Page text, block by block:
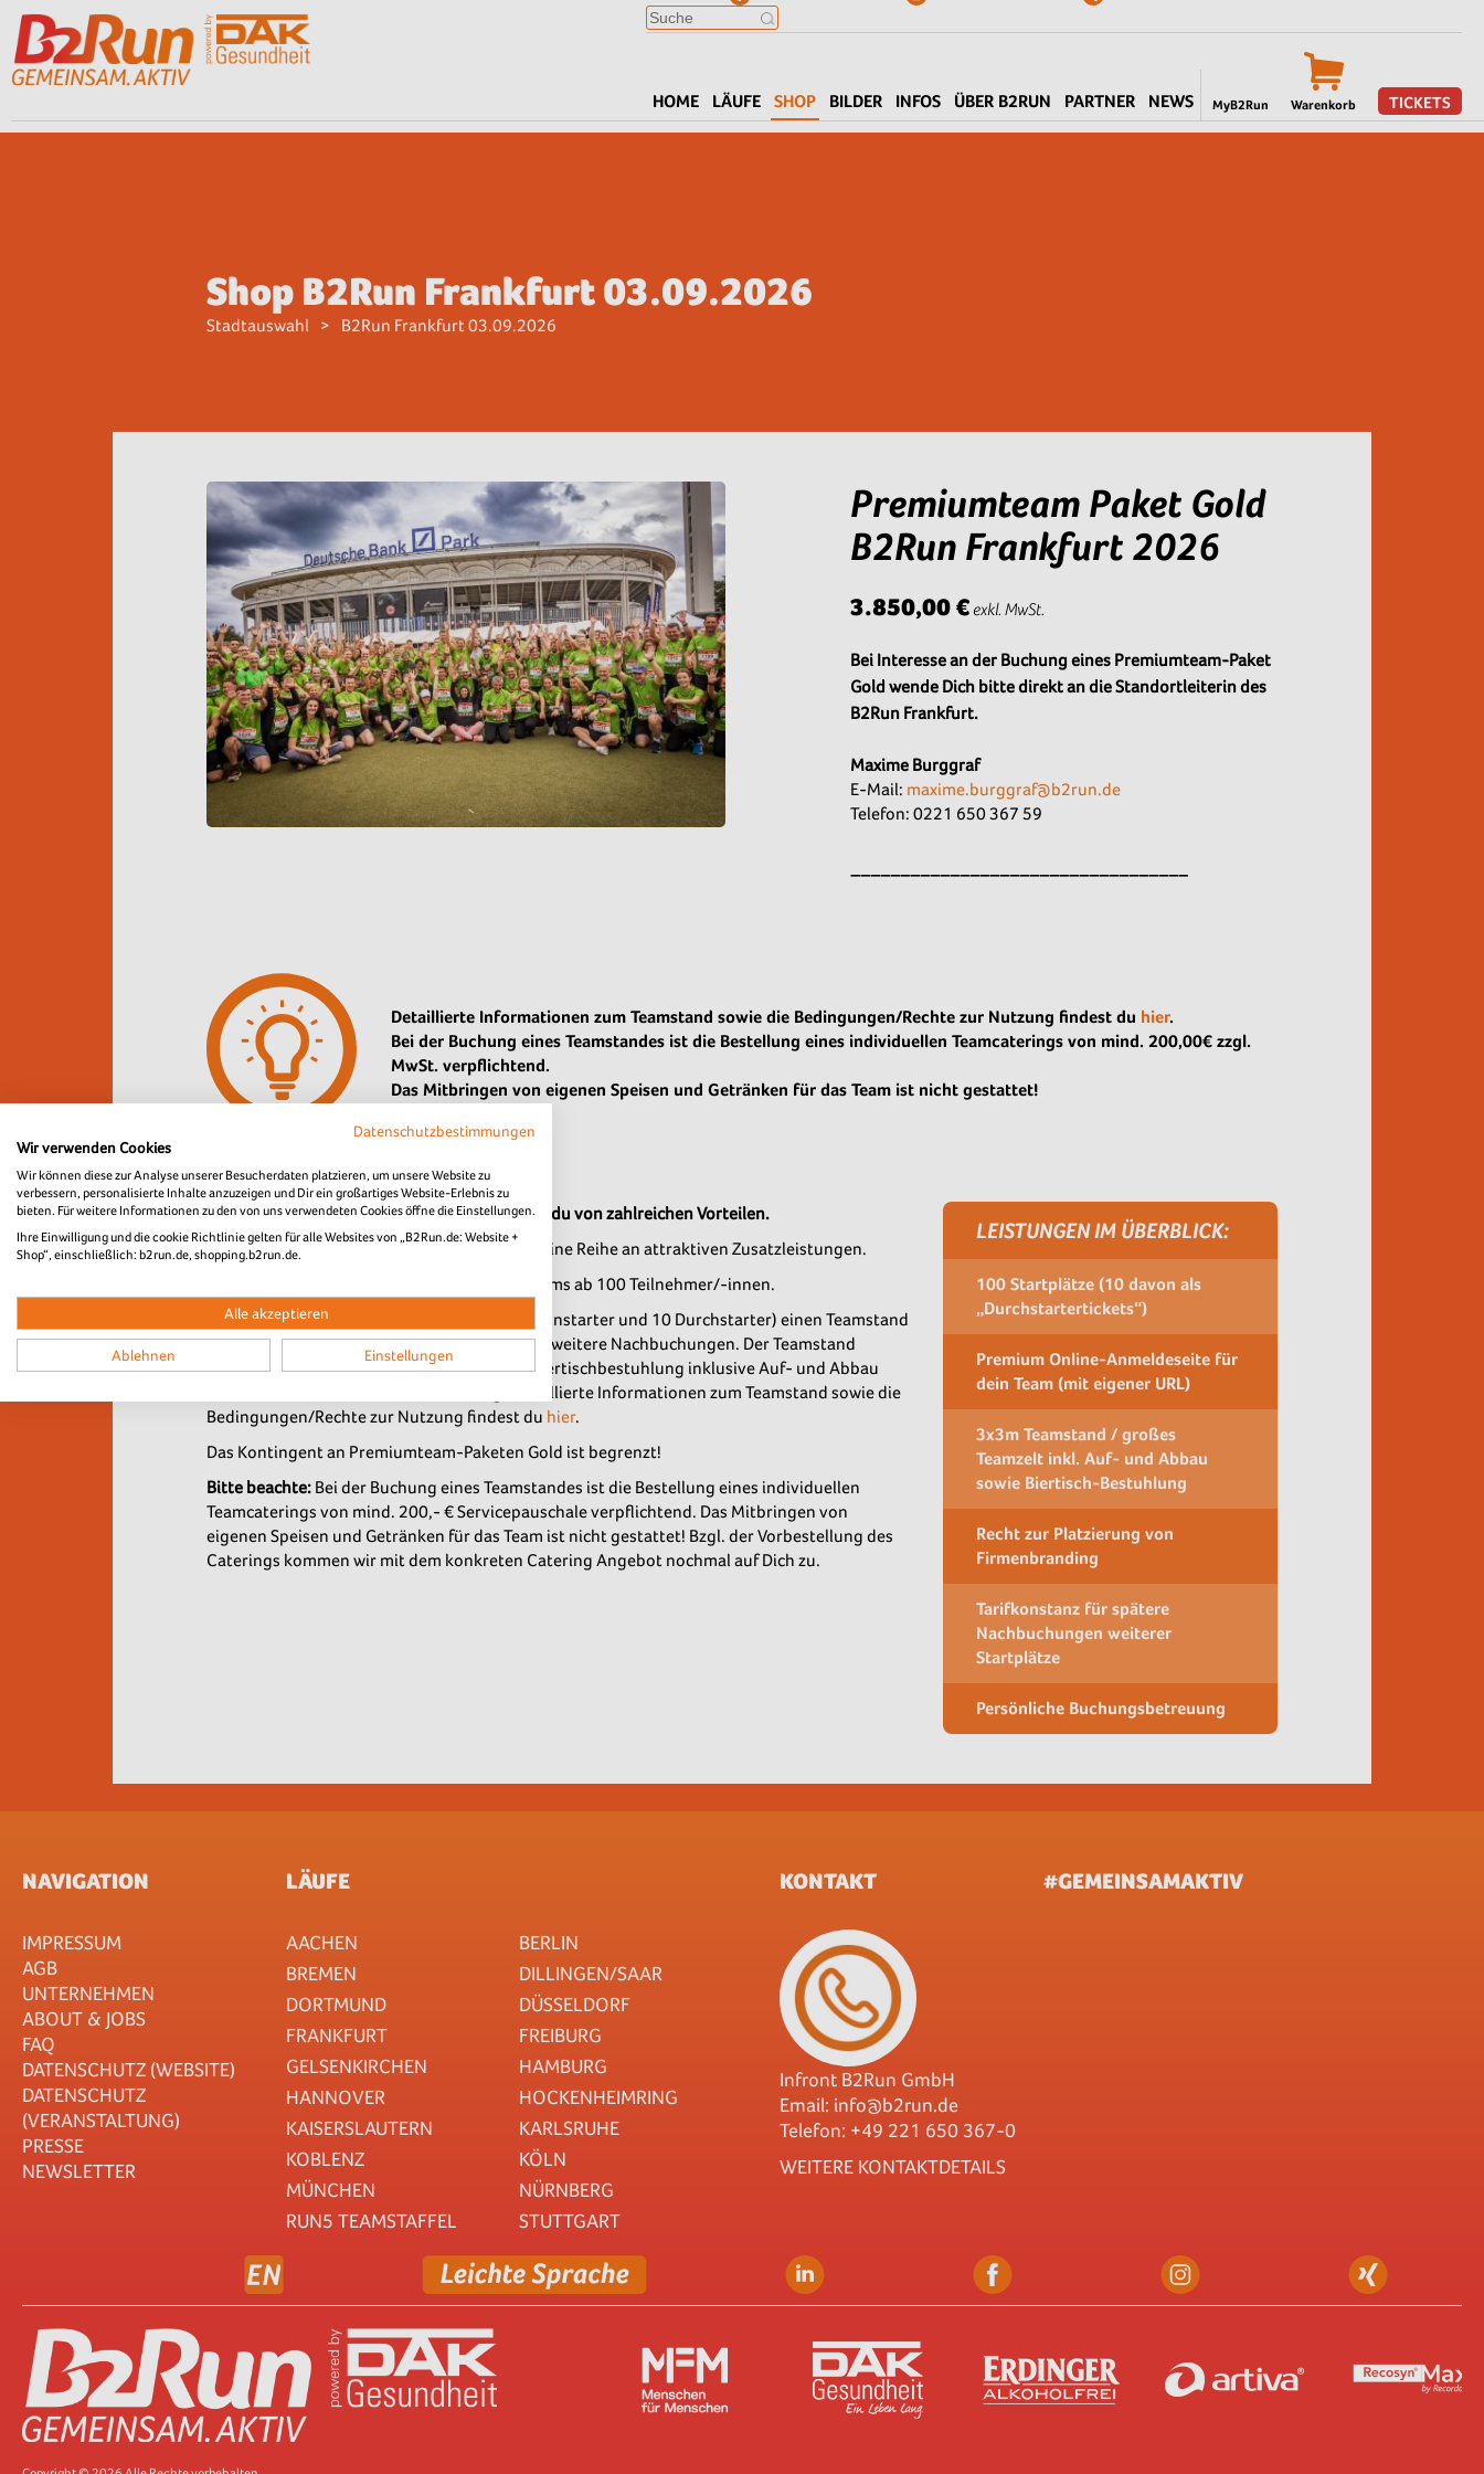
MyB2Run Warenkorb TICKETS
HOME LÄUFE SHOP BILDER INFOS ÜBER B2RUN PARTNER NEWS
Shop B2Run Frankfurt 03.09.2026
Stadtauswahl B2Run Frankfurt 03.09.2026
Premiumteam Paket Gold
B2Run Frankfurt 2026
3.850,00 € exkl. MwSt.
Bei Interesse an der Buchung eines Premiumteam-Paket
Gold wende Dich bitte direkt an die Standortleiterin des
B2Run Frankfurt.
Maxime Burggraf
E-Mail: maxime.burggraf@b2run.de
Telefon: 0221 650 367 59
Detaillierte Informationen zum Teamstand sowie die Bedingungen/Rechte zur Nutzung findest du hier.
Bei der Buchung eines Teamstandes ist die Bestellung eines individuellen Teamcaterings von mind. 200,00€ zzgl.
MwSt. verpflichtend.
Das Mitbringen von eigenen Speisen und Getränken für das Team ist nicht gestattet!
Mit dem Premiumteam-Paket Gold profitierst du von zahlreichen Vorteilen.
Die B2Run Premiumteam-Pakete beinhalten eine Reihe an attraktiven Zusatzleistungen.
Das Premiumteam-Paket Gold ist ideal für Teams ab 100 Teilnehmer/-innen.
Du erhältst neben den 100 Startplätzen (90 Funstarter und 10 Durchstarter) einen Teamstand
im B2Run Village sowie einen Vorteilspreis für weitere Nachbuchungen. Der Teamstand
beinhaltet ein Pagodenzelt (5x5 Meter) mit Biertischbestuhlung inklusive Auf- und Abbau
und mit Recht auf euer Firmenbranding. Detaillierte Informationen zum Teamstand sowie die
Bedingungen/Rechte zur Nutzung findest du hier.
Das Kontingent an Premiumteam-Paketen Gold ist begrenzt!
Bitte beachte: Bei der Buchung eines Teamstandes ist die Bestellung eines individuellen
Teamcaterings von mind. 200,- € Servicepauschale verpflichtend. Das Mitbringen von
eigenen Speisen und Getränken für das Team ist nicht gestattet! Bzgl. der Vorbestellung des
Caterings kommen wir mit dem konkreten Catering Angebot nochmal auf Dich zu.
LEISTUNGEN IM ÜBERBLICK:
100 Startplätze (10 davon als
„Durchstartertickets“)
Premium Online-Anmeldeseite für
dein Team (mit eigener URL)
3x3m Teamstand / großes
Teamzelt inkl. Auf- und Abbau
sowie Biertisch-Bestuhlung
Recht zur Platzierung von
Firmenbranding
Tarifkonstanz für spätere
Nachbuchungen weiterer
Startplätze
Persönliche Buchungsbetreuung
NAVIGATION
IMPRESSUM
AGB
UNTERNEHMEN
ABOUT & JOBS
FAQ
DATENSCHUTZ (WEBSITE)
DATENSCHUTZ
(VERANSTALTUNG)
PRESSE
NEWSLETTER
LÄUFE
AACHEN
BERLIN
BREMEN
DILLINGEN/SAAR
DORTMUND
DÜSSELDORF
FRANKFURT
FREIBURG
GELSENKIRCHEN
HAMBURG
HANNOVER
HOCKENHEIMRING
KAISERSLAUTERN
KARLSRUHE
KOBLENZ
KÖLN
MÜNCHEN
NÜRNBERG
RUN5 TEAMSTAFFEL
STUTTGART
KONTAKT
Infront B2Run GmbH
Email: info@b2run.de
Telefon: +49 221 650 367-0
WEITERE KONTAKTDETAILS
#GEMEINSAMAKTIV
Datenschutzbestimmungen
Wir verwenden Cookies
Wir können diese zur Analyse unserer Besucherdaten platzieren, um unsere Website zu
verbessern, personalisierte Inhalte anzuzeigen und Dir ein großartiges Website-Erlebnis zu
bieten. Für weitere Informationen zu den von uns verwendeten Cookies öffne die Einstellungen.
Ihre Einwilligung und die cookie Richtlinie gelten für alle Websites von „B2Run.de: Website +
Shop“, einschließlich: b2run.de, shopping.b2run.de.
Alle akzeptieren
Ablehnen Einstellungen